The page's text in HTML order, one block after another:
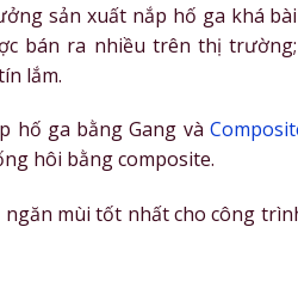
sản xuất nắp hố ga khá
bán ra nhiều trên thị
lắm.
hố ga bằng Gang và
hôi bằng composite.
mùi tốt nhất cho công